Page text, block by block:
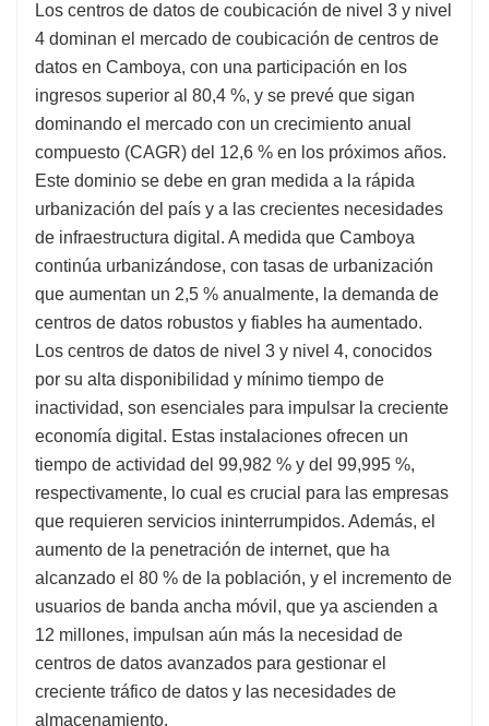
Los centros de datos de coubicación de nivel 3 y nivel
4 dominan el mercado de coubicación de centros de
datos en Camboya, con una participación en los
ingresos superior al 80,4 %, y se prevé que sigan
dominando el mercado con un crecimiento anual
compuesto (CAGR) del 12,6 % en los próximos años.
Este dominio se debe en gran medida a la rápida
urbanización del país y a las crecientes necesidades
de infraestructura digital. A medida que Camboya
continúa urbanizándose, con tasas de urbanización
que aumentan un 2,5 % anualmente, la demanda de
centros de datos robustos y fiables ha aumentado.
Los centros de datos de nivel 3 y nivel 4, conocidos
por su alta disponibilidad y mínimo tiempo de
inactividad, son esenciales para impulsar la creciente
economía digital. Estas instalaciones ofrecen un
tiempo de actividad del 99,982 % y del 99,995 %,
respectivamente, lo cual es crucial para las empresas
que requieren servicios ininterrumpidos. Además, el
aumento de la penetración de internet, que ha
alcanzado el 80 % de la población, y el incremento de
usuarios de banda ancha móvil, que ya ascienden a
12 millones, impulsan aún más la necesidad de
centros de datos avanzados para gestionar el
creciente tráfico de datos y las necesidades de
almacenamiento.